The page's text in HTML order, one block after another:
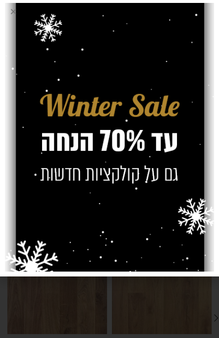
פרקט (מ"ר)
חוות דעת (0)
מוצרים קשורים
SOLD OUT